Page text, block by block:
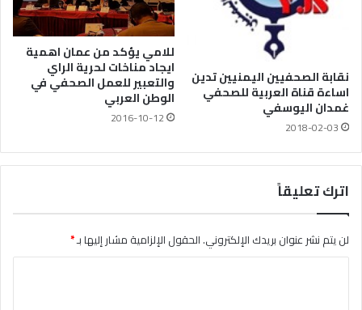
نقابة الصحفيين اليمنيين تدين
اساءة قناة العربية للصحفي
غمدان اليوسفي
2018-02-03
للامي يؤكد من عمان اهمية
ايجاد مناخات لحرية الراي
والتعبير للعمل الصحفي في
الوطن العربي
2016-10-12
اترك تعليقاً
لن يتم نشر عنوان بريدك الإلكتروني.الحقول الإلزامية مشار إليها بـ*